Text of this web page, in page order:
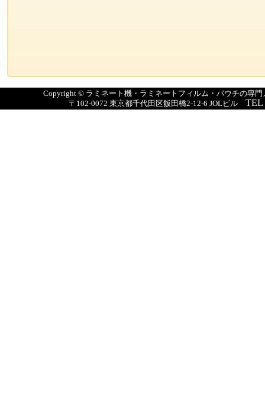
Copyright © ラミネート機・ラミネートフィルム・パウチの専
〒102-0072 東京都千代田区飯田橋2-12-6 JOLビル TEL